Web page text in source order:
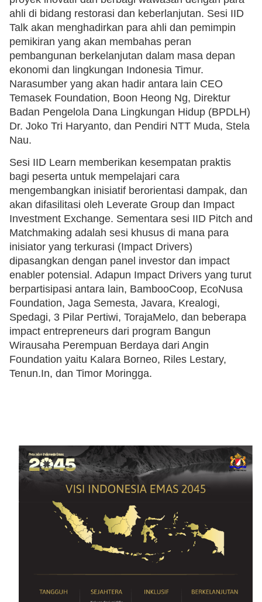
ahli di bidang restorasi dan keberlanjutan. Sesi IID
Talk akan menghadirkan para ahli dan pemimpin
pemikiran yang akan membahas peran
pembangunan berkelanjutan dalam masa depan
ekonomi dan lingkungan Indonesia Timur.
Narasumber yang akan hadir antara lain CEO
Temasek Foundation, Boon Heong Ng, Direktur
Badan Pengelola Dana Lingkungan Hidup (BPDLH)
Dr. Joko Tri Haryanto, dan Pendiri NTT Muda, Stela
Nau.
Sesi IID Learn memberikan kesempatan praktis
bagi peserta untuk mempelajari cara
mengembangkan inisiatif berorientasi dampak, dan
akan difasilitasi oleh Leverate Group dan Impact
Investment Exchange. Sementara sesi IID Pitch and
Matchmaking adalah sesi khusus di mana para
inisiator yang terkurasi (Impact Drivers)
dipasangkan dengan panel investor dan impact
enabler potensial. Adapun Impact Drivers yang turut
berpartisipasi antara lain, BambooCoop, EcoNusa
Foundation, Jaga Semesta, Javara, Krealogi,
Spedagi, 3 Pilar Pertiwi, TorajaMelo, dan beberapa
impact entrepreneurs dari program Bangun
Wirausaha Perempuan Berdaya dari Angin
Foundation yaitu Kalara Borneo, Riles Lestary,
Tenun.In, dan Timor Moringga.